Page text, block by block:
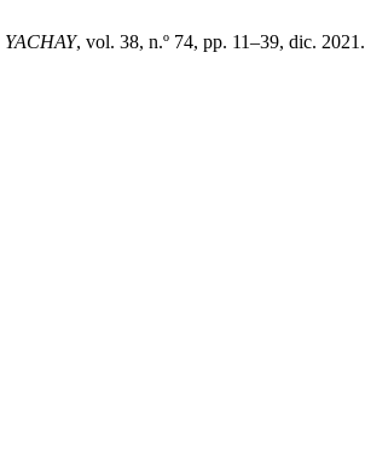
YACHAY, vol. 38, n.º 74, pp. 11–39, dic. 2021.